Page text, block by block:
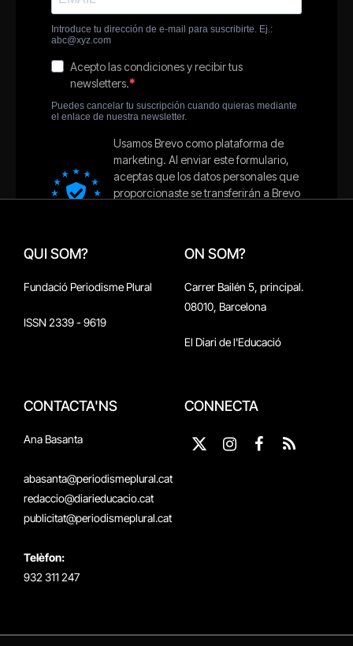
QUI SOM?
Fundació Periodisme Plural
ISSN 2339 - 9619
ON SOM?
Carrer Bailén 5, principal.
08010, Barcelona
El Diari de l'Educació
CONTACTA'NS
Ana Basanta
abasanta@periodismeplural.cat
redaccio@diarieducacio.cat
publicitat@periodismeplural.cat
Telèfon:
932 311 247
CONNECTA
X
Instagram
Facebook
RSS